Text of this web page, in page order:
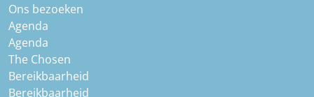
Ons bezoeken
Agenda
Agenda
The Chosen
Bereikbaarheid
Bereikbaarheid